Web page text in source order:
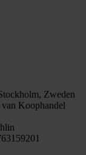
Zweden
Koophandel